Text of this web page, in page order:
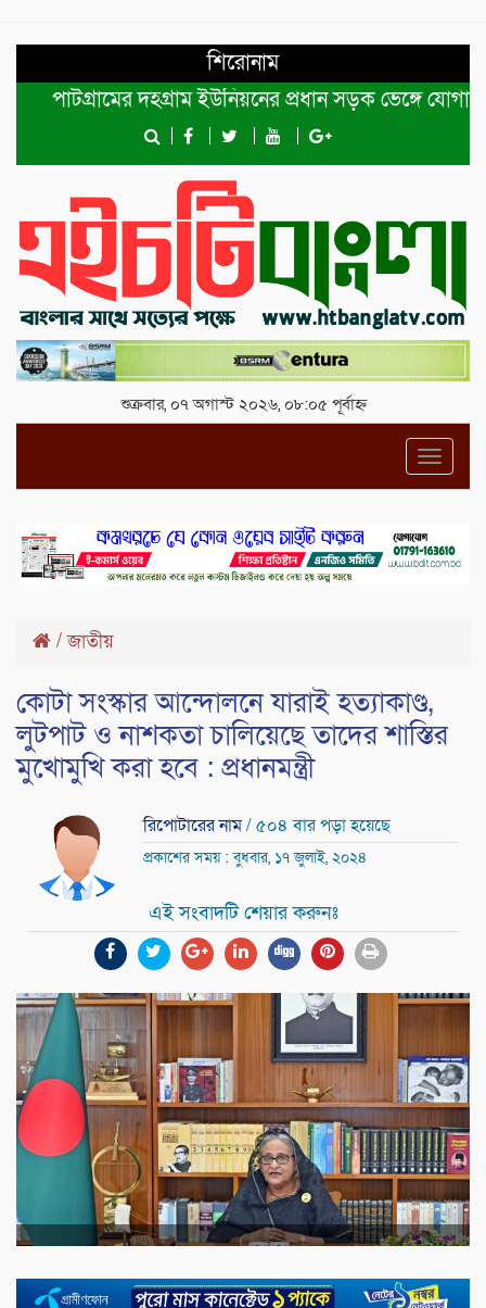
শিরোনাম
দহগ্রাম ইউনিয়নের প্রধান সড়ক ভেঙ্গে যোগাযোগ
শুক্রবার, ০৭ অগাস্ট ২০২৬, ০৮:০৫ পূর্বাহ্ন
/জাতীয়
কোটা সংস্কার আন্দোলনে যারাই হত্যাকাণ্ড,
লুটপাট ও নাশকতা চালিয়েছে তাদের শাস্তির
মুখোমুখি করা হবে : প্রধানমন্ত্রী
রিপোটারের নাম/ ৫০৪ বার পড়া হয়েছে
প্রকাশের সময় : বুধবার, ১৭ জুলাই, ২০২৪
এই সংবাদটি শেয়ার করুনঃ